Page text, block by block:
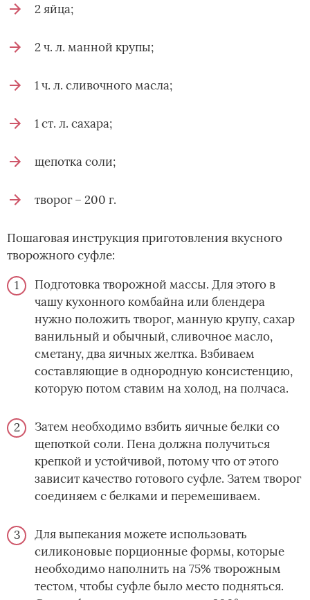
2 яйца;
2 ч. л. манной крупы;
1 ч. л. сливочного масла;
1 ст. л. сахара;
щепотка соли;
творог – 200 г.
Пошаговая инструкция приготовления вкусного
творожного суфле:
Подготовка творожной массы. Для этого в
чашу кухонного комбайна или блендера
нужно положить творог, манную крупу, сахар
ванильный и обычный, сливочное масло,
сметану, два яичных желтка. Взбиваем
составляющие в однородную консистенцию,
которую потом ставим на холод, на полчаса.
Затем необходимо взбить яичные белки со
щепоткой соли. Пена должна получиться
крепкой и устойчивой, потому что от этого
зависит качество готового суфле. Затем творог
соединяем с белками и перемешиваем.
Для выпекания можете использовать
силиконовые порционные формы, которые
необходимо наполнить на 75% творожным
тестом, чтобы суфле было место подняться.